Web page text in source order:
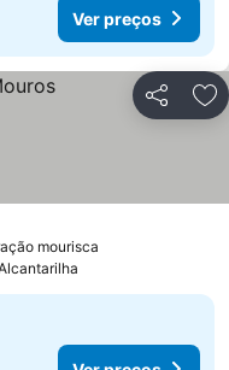
Ver preços
Partilhar
mourisca